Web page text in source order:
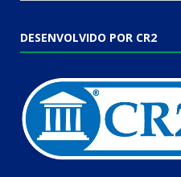
DESENVOLVIDO POR CR2